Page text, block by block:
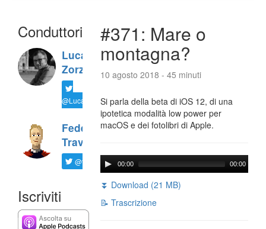
Conduttori
Luca
Zorzi
@LucaTNT
Federico
Travaini
@ftrava
Iscriviti
#371: Mare o
montagna?
10 agosto 2018 - 45 minuti
Si parla della beta di iOS 12, di una
ipotetica modalità low power per
macOS e dei fotolibri di Apple.
00:00 00:00
⏬ Download (21 MB)
📝 Trascrizione